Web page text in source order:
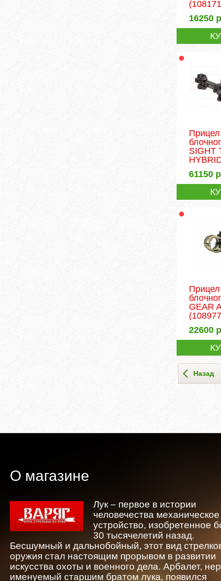
16250
SIGHT
61150
GEAR
22600
Назад
О магазине
Лук – первое в истории
человечества механическое
устройство, изобретенное
30 тысячелетий назад.
Бесшумный и дальнобойный, этот вид
оружия стал настоящим прорывом в развитии
искусства охоты и военного дела. Арбалет,
именуемый старшим братом лука, появился